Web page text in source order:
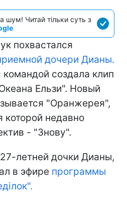
шум! Читай тільки суть з
похвастался
дочери Дианы.
создала клип
Ельзи". Новый
"Оранжерея",
которой недавно
- "Знову".
летней дочки Дианы,
в эфире программы